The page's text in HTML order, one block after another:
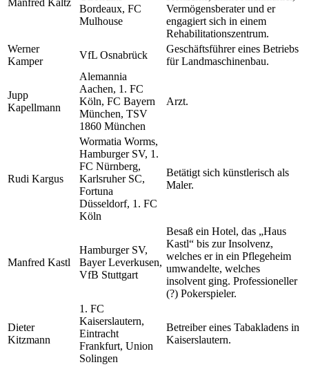
Manfred Kaltz
Bordeaux, FC
Mulhouse
Vermögensberater und er
engagiert sich in einem
Rehabilitationszentrum.
Werner
Kamper
VfL Osnabrück
Geschäftsführer eines Betriebs
für Landmaschinenbau.
Jupp
Kapellmann
Alemannia
Aachen, 1. FC
Köln, FC Bayern
München, TSV
1860 München
Arzt.
Rudi Kargus
Wormatia Worms,
Hamburger SV, 1.
FC Nürnberg,
Karlsruher SC,
Fortuna
Düsseldorf, 1. FC
Köln
Betätigt sich künstlerisch als
Maler.
Manfred Kastl
Hamburger SV,
Bayer Leverkusen,
VfB Stuttgart
Besaß ein Hotel, das „Haus
Kastl“ bis zur Insolvenz,
welches er in ein Pflegeheim
umwandelte, welches
insolvent ging. Professioneller
(?) Pokerspieler.
Dieter
Kitzmann
1. FC
Kaiserslautern,
Eintracht
Frankfurt, Union
Solingen
Betreiber eines Tabakladens in
Kaiserslautern.